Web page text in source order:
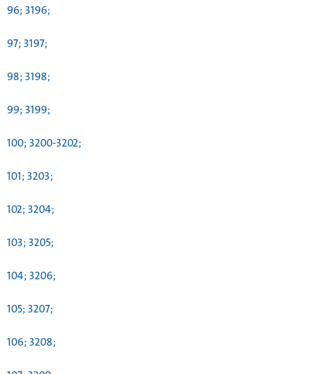
96; 3196;
97; 3197;
98; 3198;
99; 3199;
100; 3200-3202;
101; 3203;
102; 3204;
103; 3205;
104; 3206;
105; 3207;
106; 3208;